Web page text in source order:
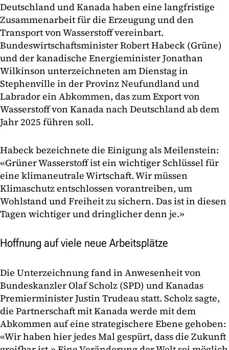
Deutschland und Kanada haben eine langfristige
Zusammenarbeit für die Erzeugung und den
Transport von Wasserstoff vereinbart.
Bundeswirtschaftsminister Robert Habeck (Grüne)
und der kanadische Energieminister Jonathan
Wilkinson unterzeichneten am Dienstag in
Stephenville in der Provinz Neufundland und
Labrador ein Abkommen, das zum Export von
Wasserstoff von Kanada nach Deutschland ab dem
Jahr 2025 führen soll.
Habeck bezeichnete die Einigung als Meilenstein:
«Grüner Wasserstoff ist ein wichtiger Schlüssel für
eine klimaneutrale Wirtschaft. Wir müssen
Klimaschutz entschlossen vorantreiben, um
Wohlstand und Freiheit zu sichern. Das ist in diesen
Tagen wichtiger und dringlicher denn je.»
Hoffnung auf viele neue Arbeitsplätze
Die Unterzeichnung fand in Anwesenheit von
Bundeskanzler Olaf Scholz (SPD) und Kanadas
Premierminister Justin Trudeau statt. Scholz sagte,
die Partnerschaft mit Kanada werde mit dem
Abkommen auf eine strategischere Ebene gehoben:
«Wir haben hier jedes Mal gespürt, dass die Zukunft